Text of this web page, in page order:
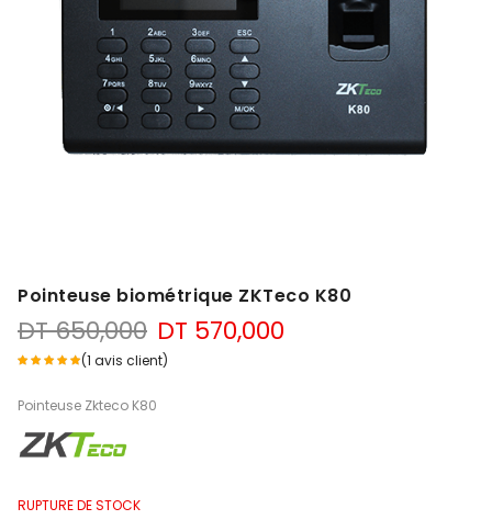
Pointeuse biométrique ZKTeco K80
(1 avis client)
DT650,000 Le
prix
initial
était :
DT 570,000
Pointeuse Zkteco K80
RUPTURE DE STOCK